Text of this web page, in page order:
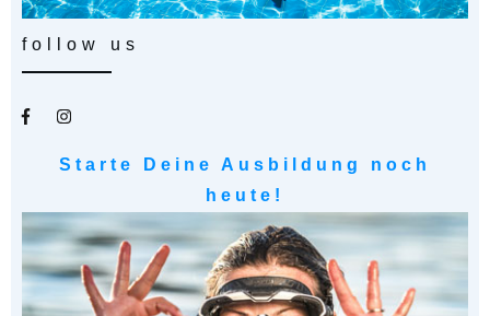
follow us
Starte Deine Ausbildung noch
heute!